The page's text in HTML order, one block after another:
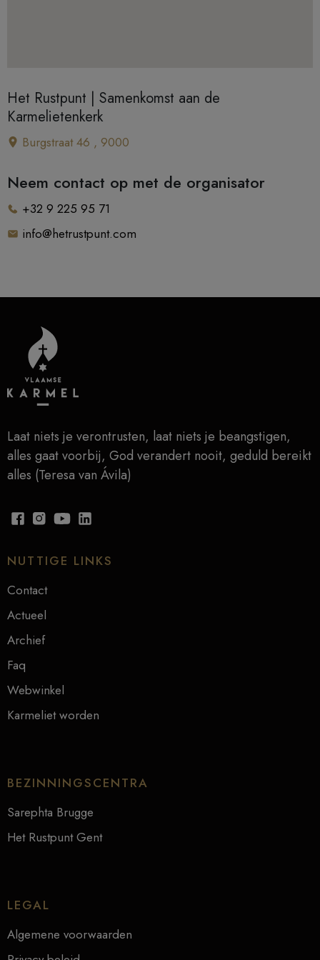
Het Rustpunt | Samenkomst aan de
Karmelietenkerk
Burgstraat 46 , 9000
Neem contact op met de organisator
+32 9 225 95 71
info@hetrustpunt.com
Laat niets je verontrusten, laat niets je beangstigen,
alles gaat voorbij, God verandert nooit, geduld bereikt
alles (Teresa van Ávila)
NUTTIGE LINKS
Contact
Actueel
Archief
Faq
Webwinkel
Karmeliet worden
BEZINNINGSCENTRA
Sarephta Brugge
Het Rustpunt Gent
LEGAL
Algemene voorwaarden